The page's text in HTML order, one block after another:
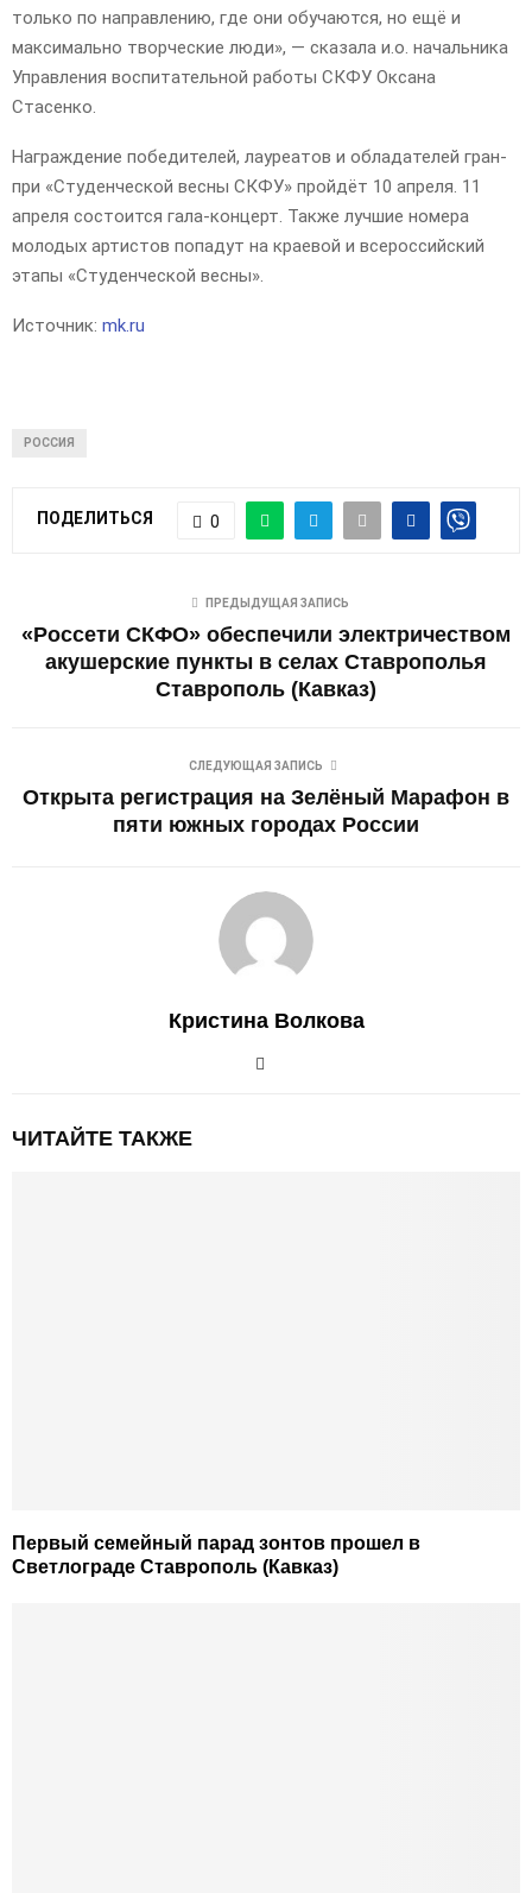
только по направлению, где они обучаются, но ещё и
максимально творческие люди», — сказала и.о. начальника
Управления воспитательной работы СКФУ Оксана
Стасенко.
Награждение победителей, лауреатов и обладателей гран-
при «Студенческой весны СКФУ» пройдёт 10 апреля. 11
апреля состоится гала-концерт. Также лучшие номера
молодых артистов попадут на краевой и всероссийский
этапы «Студенческой весны».
Источник: mk.ru
РОССИЯ
ПОДЕЛИТЬСЯ 0
ПРЕДЫДУЩАЯ ЗАПИСЬ
«Россети СКФО» обеспечили электричеством
акушерские пункты в селах Ставрополья
Ставрополь (Кавказ)
СЛЕДУЮЩАЯ ЗАПИСЬ
Открыта регистрация на Зелёный Марафон в
пяти южных городах России
Кристина Волкова
ЧИТАЙТЕ ТАКЖЕ
Первый семейный парад зонтов прошел в
Светлограде Ставрополь (Кавказ)